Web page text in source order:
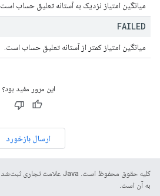
میانگین امتیاز نزدیک به آستانه تعلیق حساب است.
FAILED
میانگین امتیاز کمتر از آستانه تعلیق حساب است.
این مرور مفید بود؟
ارسال بازخورد
به آن است.